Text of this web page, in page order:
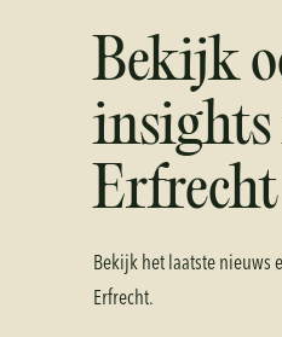
Bekijk
insights
Erfrecht
Bekijk het laatste nieuws
Erfrecht.